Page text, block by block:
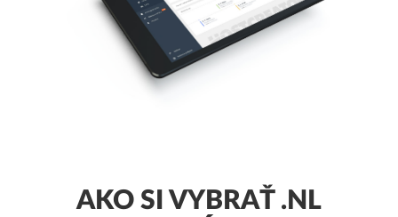
AKO SI VYBRAŤ .NL